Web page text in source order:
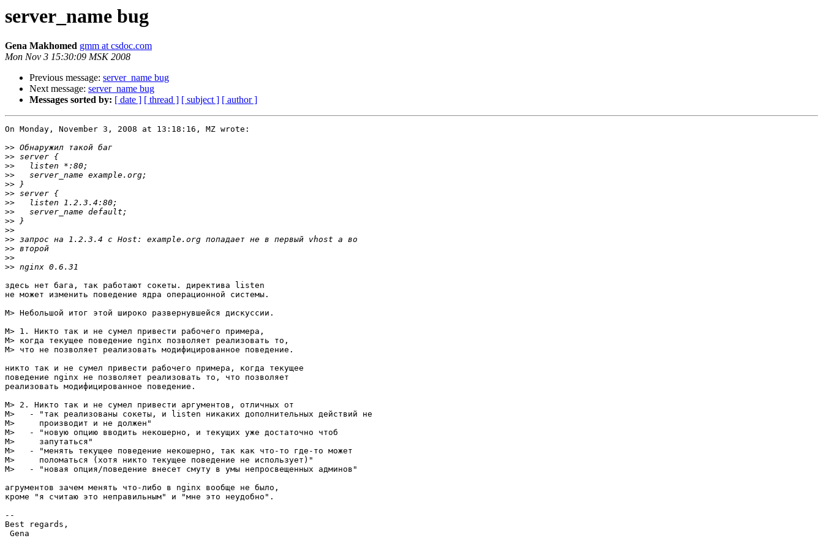
server_name bug
Gena Makhomed gmm at csdoc.com
Mon Nov 3 15:30:09 MSK 2008
Previous message: server_name bug
Next message: server_name bug
Messages sorted by: [ date ] [ thread ] [ subject ] [ author ]
On Monday, November 3, 2008 at 13:18:16, MZ wrote:
>>
>>
>>
>>
>>
>>
>>
>>
>>
>>
>>
>>
>>
>>
здесь нет бага, так работают сокеты. директива listen
не может изменить поведение ядра операционной системы.
M> Небольшой итог этой широко развернувшейся дискуссии.
M> 1. Никто так и не сумел привести рабочего примера,
M> когда текущее поведение nginx позволяет реализовать то,
M> что не позволяет реализовать модифицированное поведение.
никто так и не сумел привести рабочего примера, когда текущее
поведение nginx не позволяет реализовать то, что позволяет
реализовать модифицированное поведение.
M> 2. Никто так и не сумел привести аргументов, отличных от
M>   - "так реализованы сокеты, и listen никаких дополнительных действий не
M>     производит и не должен"
M>   - "новую опцию вводить некошерно, и текущих уже достаточно чтоб
M>     запутаться"
M>   - "менять текущее поведение некошерно, так как что-то где-то может
M>     поломаться (хотя никто текущее поведение не использует)"
M>   - "новая опция/поведение внесет смуту в умы непросвещенных админов"
агрументов зачем менять что-либо в nginx вообще не было,
кроме "я считаю это неправильным" и "мне это неудобно".
--
Best regards,
Gena